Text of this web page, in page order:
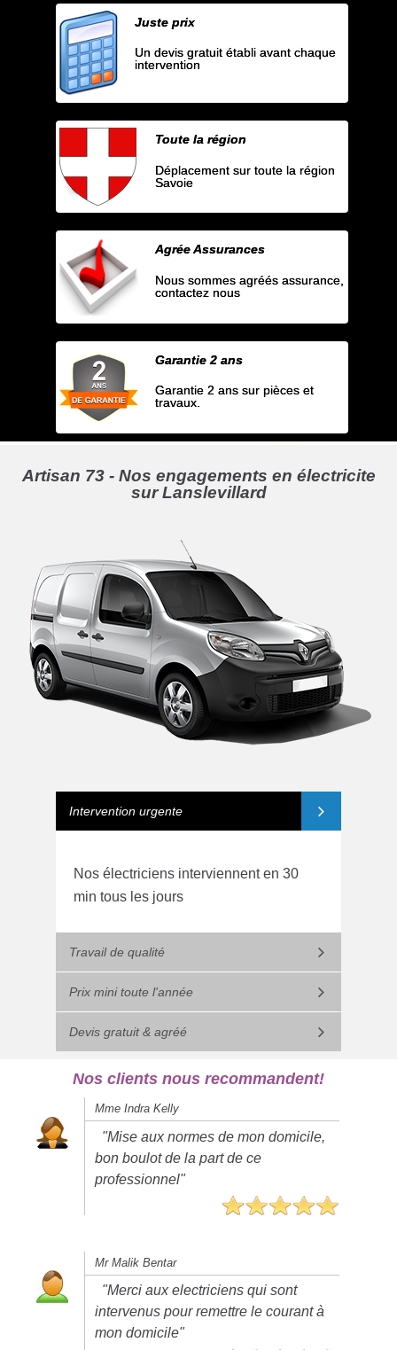
Juste prix
Un devis gratuit établi avant chaque
intervention
Toute la région
Déplacement sur toute la région
Savoie
Agrée Assurances
Nous sommes agréés assurance,
contactez nous
Garantie 2 ans
Garantie 2 ans sur pièces et
travaux.
Artisan 73 - Nos engagements en électricite
sur Lanslevillard
Intervention urgente
Nos électriciens interviennent en 30
min tous les jours
Travail de qualité
Prix mini toute l'année
Devis gratuit & agréé
Nos clients nous recommandent!
Mme Indra Kelly
"Mise aux normes de mon domicile,
bon boulot de la part de ce
professionnel"
Mr Malik Bentar
"Merci aux electriciens qui sont
intervenus pour remettre le courant à
mon domicile"